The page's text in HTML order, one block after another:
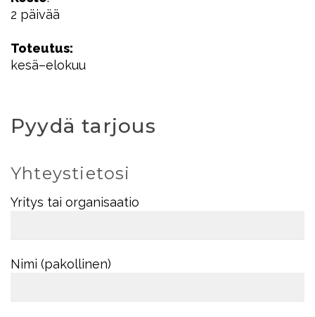
2 päivää
Toteutus:
kesä–elokuu
Pyydä tarjous
Yhteystietosi
Yritys tai organisaatio
Nimi (pakollinen)